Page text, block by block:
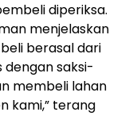
diperiksa.
menjelaskan
berasal dari
dengan saksi-
membeli lahan
kami,” terang